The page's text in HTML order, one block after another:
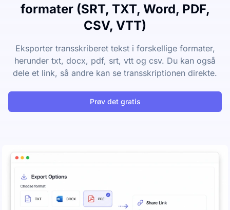
formater (SRT, TXT, Word, PDF,
CSV, VTT)
Eksporter transskriberet tekst i forskellige formater,
herunder txt, docx, pdf, srt, vtt og csv. Du kan også
dele et link, så andre kan se transskriptionen direkte.
Prøv det gratis